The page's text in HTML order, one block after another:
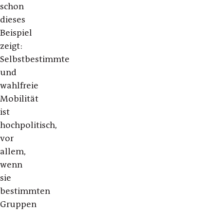
schon
dieses
Beispiel
zeigt:
Selbstbestimmte
und
wahlfreie
Mobilität
ist
hochpolitisch,
vor
allem,
wenn
sie
bestimmten
Gruppen